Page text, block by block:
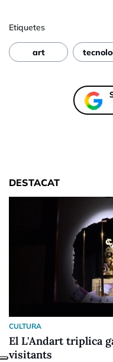
Etiquetes
art
DESTACAT
CULTURA
El L'Andart triplica
visitants